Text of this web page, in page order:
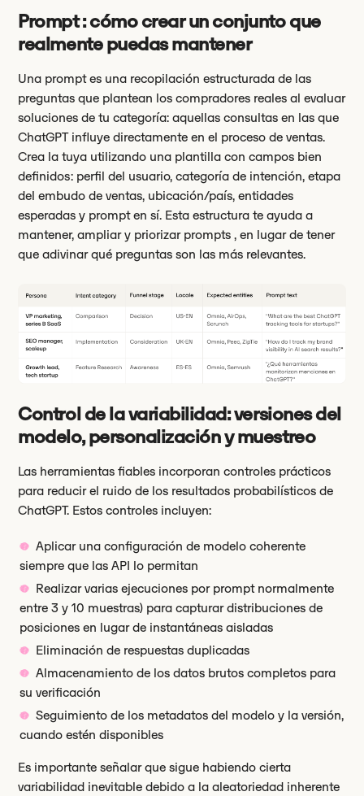
Prompt : cómo crear un conjunto que
realmente puedas mantener
Una prompt es una recopilación estructurada de las
preguntas que plantean los compradores reales al evaluar
soluciones de tu categoría: aquellas consultas en las que
ChatGPT influye directamente en el proceso de ventas.
Crea la tuya utilizando una plantilla con campos bien
definidos: perfil del usuario, categoría de intención, etapa
del embudo de ventas, ubicación/país, entidades
esperadas y prompt en sí. Esta estructura te ayuda a
mantener, ampliar y priorizar prompts , en lugar de tener
que adivinar qué preguntas son las más relevantes.
Control de la variabilidad: versiones del
modelo, personalización y muestreo
Las herramientas fiables incorporan controles prácticos
para reducir el ruido de los resultados probabilísticos de
ChatGPT. Estos controles incluyen:
Aplicar una configuración de modelo coherente
siempre que las API lo permitan
Realizar varias ejecuciones por prompt normalmente
entre 3 y 10 muestras) para capturar distribuciones de
posiciones en lugar de instantáneas aisladas
Eliminación de respuestas duplicadas
Almacenamiento de los datos brutos completos para
su verificación
Seguimiento de los metadatos del modelo y la versión,
cuando estén disponibles
Es importante señalar que sigue habiendo cierta
variabilidad inevitable debido a la aleatoriedad inherente